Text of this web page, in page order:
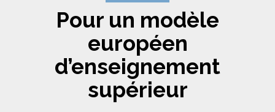
Pour un modèle
européen
d’enseignement
supérieur